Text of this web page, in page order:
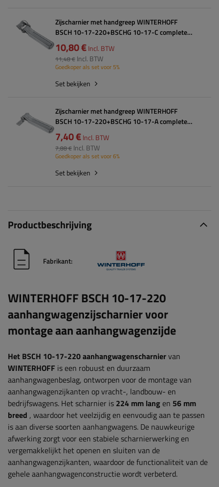
Zijscharnier met handgreep WINTERHOFF
BSCH 10-17-220+BSCHG 10-17-C complete
aanhangerzijmontage
10,80 €Incl. BTW
11,48 € Incl. BTW
Goedkoper als set voor 5%
Set bekijken
Zijscharnier met handgreep WINTERHOFF
BSCH 10-17-220+BSCHG 10-17-A complete
aanhangerzijmontage
7,40 €Incl. BTW
7,88 € Incl. BTW
Goedkoper als set voor 6%
Set bekijken
Productbeschrijving
Fabrikant:
WINTERHOFF BSCH 10-17-220
aanhangwagenzijscharnier voor
montage aan aanhangwagenzijde
Het BSCH 10-17-220 aanhangwagenscharniervan
WINTERHOFF is een robuust en duurzaam
aanhangwagenbeslag, ontworpen voor de montage van
aanhangwagenzijkanten op vracht-, landbouw- en
bedrijfswagens. Het scharnier is 224 mm lang en 56 mm
breed , waardoor het veelzijdig en eenvoudig aan te passen
is aan diverse soorten aanhangwagens. De nauwkeurige
afwerking zorgt voor een stabiele scharnierwerking en
vergemakkelijkt het openen en sluiten van de
aanhangwagenzijkanten, waardoor de functionaliteit van de
gehele aanhangwagenconstructie wordt verbeterd.